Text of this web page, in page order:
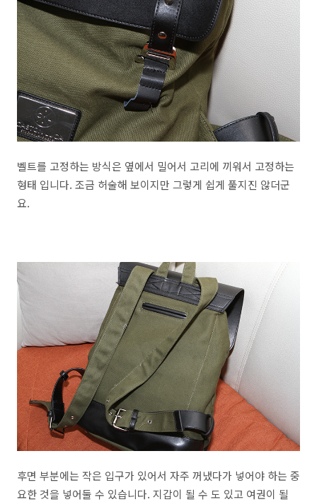
벨트를 고정하는 방식은 옆에서 밀어서 고리에 끼워서 고정하는
형태 입니다. 조금 허술해 보이지만 그렇게 쉽게 풀지진 않더군
요.
후면 부분에는 작은 입구가 있어서 자주 꺼냈다가 넣어야 하는 중
요한 것을 넣어둘 수 있습니다. 지갑이 될 수 도 있고 여권이 될